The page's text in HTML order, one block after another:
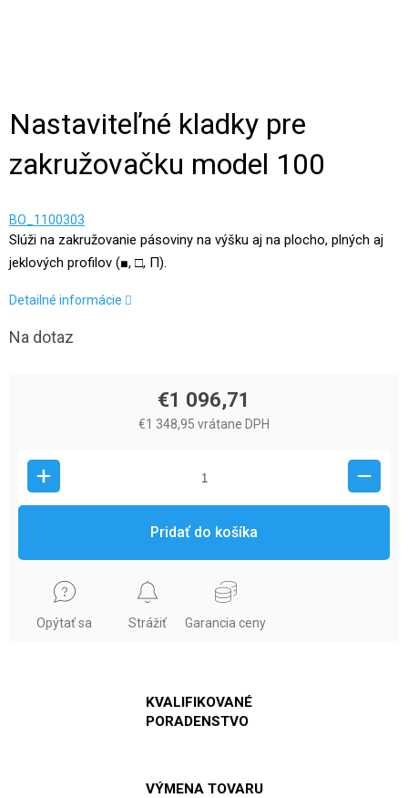
Nastaviteľné kladky pre
zakružovačku model 100
BO_1100303
Slúži na zakružovanie pásoviny na výšku aj na plocho, plných aj
jeklových profilov (■, □, Π).
Detailné informácie
Na dotaz
€1 096,71
€1 348,95 vrátane DPH
Pridať do košíka
Opýtať sa Strážiť Garancia ceny
KVALIFIKOVANÉ
PORADENSTVO
VÝMENA TOVARU